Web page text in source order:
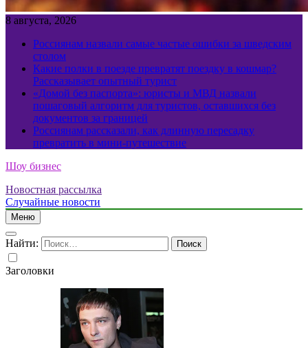
8 августа, 2026
Россиянам назвали самые частые ошибки за шведским
столом
Какие полки в поезде превратят поездку в кошмар?
Рассказывает опытный турист
«Домой без паспорта»: юристы и МВД назвали
пошаговый алгоритм для туристов, оставшихся без
документов за границей
Россиянам рассказали, как длинную пересадку
превратить в мини-путешествие
Шоу бизнес
Новостная рассылка
Случайные новости
Меню
Найти:
Заголовки